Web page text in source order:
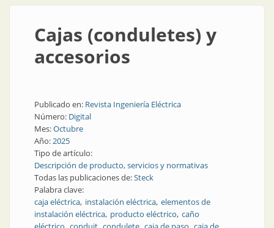
Cajas (conduletes) y
accesorios
Publicado en: Revista Ingeniería Eléctrica
Número: Digital
Mes:Octubre
Año:2025
Tipo de artículo:
Descripción de producto, servicios y normativas
Todas las publicaciones de:Steck
Palabra clave:
caja eléctrica instalación eléctrica elementos de
instalación eléctrica producto eléctrico caño